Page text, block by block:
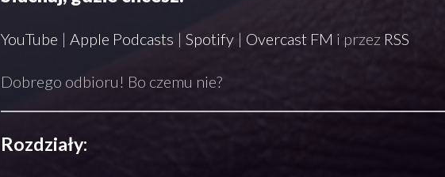
YouTube | Apple Podcasts | Spotify | Overcast FM i przez RSS
Dobrego odbioru! Bo czemu nie?
Rozdziały: